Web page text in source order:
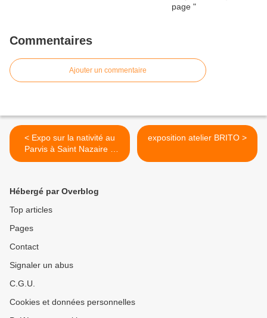
Commentaires
Ajouter un commentaire
< Expo sur la nativité au
Parvis à Saint Nazaire à
partir du 28 novembre 2016
exposition atelier BRITO >
Hébergé par Overblog
Top articles
Pages
Contact
Signaler un abus
C.G.U.
Cookies et données personnelles